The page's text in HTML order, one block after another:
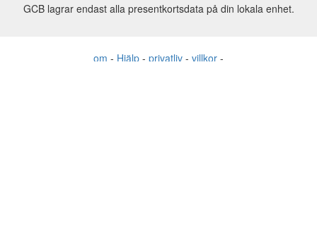
GCB lagrar endast alla presentkortsdata på din lokala enhet.
om - Hjälp - privatliv - villkor -